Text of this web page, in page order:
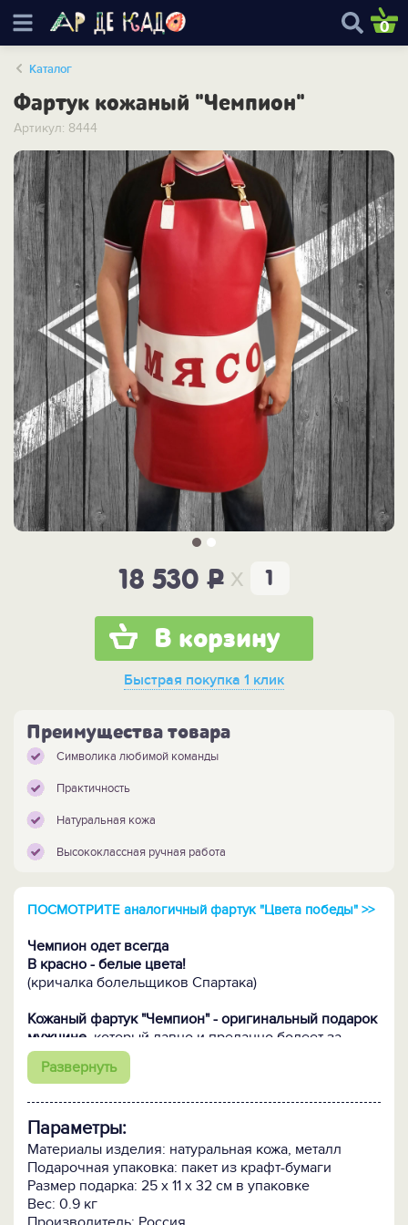
0
Каталог
Фартук кожаный "Чемпион"
Артикул: 8444
18 530P x
В корзину
Быстрая покупка 1 клик
Преимущества товара
Символика любимой команды
Практичность
Натуральная кожа
Высококлассная ручная работа
ПОСМОТРИТЕ аналогичный фартук "Цвета победы" >>
Чемпион одет всегда
В красно - белые цвета!
(кричалка болельщиков Спартака)
Кожаный фартук "Чемпион" - оригинальный подарок
мужчине, который давно и преданно болеет за
красно-белых и хорошо знаком с историей клуба.
Одевается моментально, подстраивается под
крой не стесняет движений. А главное – фартук
придется кстати не только на стадионе, но при всех
видах мужских работ! Дома, в саду, гараже, у
мангала в нем удобно и не без ненавязчивого
хвастовства.
Развернуть
Параметры:
Материалы изделия: натуральная кожа, металл
Подарочная упаковка: пакет из крафт-бумаги
Размер подарка: 25 х 11 х 32 см в упаковке
Вес: 0.9 кг